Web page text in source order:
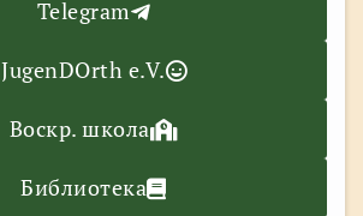
Telegram
JugenDOrth e.V.
Воскр. школа
Библиотека